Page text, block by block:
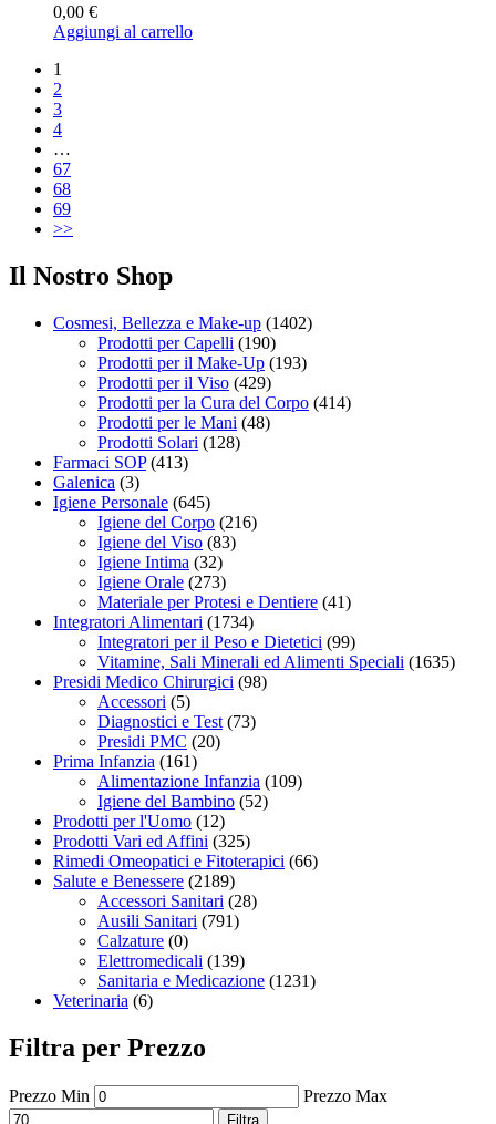
0,00 €
Aggiungi al carrello
1
2
3
4
…
67
68
69
>>
Il Nostro Shop
Cosmesi, Bellezza e Make-up (1402)
Prodotti per Capelli (190)
Prodotti per il Make-Up (193)
Prodotti per il Viso (429)
Prodotti per la Cura del Corpo (414)
Prodotti per le Mani (48)
Prodotti Solari (128)
Farmaci SOP (413)
Galenica (3)
Igiene Personale (645)
Igiene del Corpo (216)
Igiene del Viso (83)
Igiene Intima (32)
Igiene Orale (273)
Materiale per Protesi e Dentiere (41)
Integratori Alimentari (1734)
Integratori per il Peso e Dietetici (99)
Vitamine, Sali Minerali ed Alimenti Speciali (1635)
Presidi Medico Chirurgici (98)
Accessori (5)
Diagnostici e Test (73)
Presidi PMC (20)
Prima Infanzia (161)
Alimentazione Infanzia (109)
Igiene del Bambino (52)
Prodotti per l'Uomo (12)
Prodotti Vari ed Affini (325)
Rimedi Omeopatici e Fitoterapici (66)
Salute e Benessere (2189)
Accessori Sanitari (28)
Ausili Sanitari (791)
Calzature (0)
Elettromedicali (139)
Sanitaria e Medicazione (1231)
Veterinaria (6)
Filtra per Prezzo
Prezzo Min Prezzo Max
Filtra